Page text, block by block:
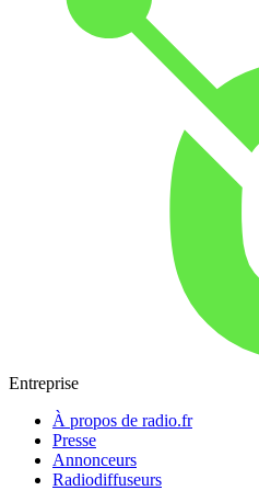
Entreprise
À propos de radio.fr
Presse
Annonceurs
Radiodiffuseurs